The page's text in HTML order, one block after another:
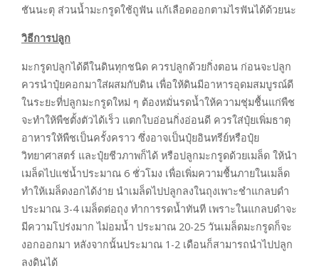
ชันนะตุ ส่วนน้ำมะกรูดใช้ถูฟัน แก้เลือดออกตามไรฟันได้ด้วยนะ
วิธีการปลูก
มะกรูดปลูกได้ดีในดินทุกชนิด ควรปลูกด้วยกิ่งตอน ก่อนจะปลูก
ควรนำปุ๋ยคอกมาใส่ผสมกับดิน เพื่อให้ดินมีอาหารอุดมสมบูรณ์ดี
ในระยะที่ปลูกมะกรูดใหม่ ๆ ต้องหมั่นรดน้ำให้ความชุ่มชื้นแก่พืช
จะทำให้พืชตั้งตัวได้เร็ว แตกใบอ่อนกิ่งอ่อนดี ควรใส่ปุ๋ยเพิ่มธาตุ
อาหารให้พืชเป็นครั้งคราว ซึ่งอาจเป็นปุ๋ยอินทรีย์หรือปุ๋ย
วิทยาศาสตร์ และปุ๋ยชีวภาพก็ได้ หรือปลูกมะกรูดด้วยเมล็ด ให้นำ
เมล็ดไปแช่น้ำประมาณ 6 ชั่วโมง เพื่อเพิ่มความชื้นภายในเมล็ด
ทำให้เมล็ดงอกได้ง่าย นำเมล็ดไปปลูกลงในถุงเพาะชำแกลบดำ
ประมาณ 3-4 เมล็ดต่อถุง ทำการรดน้ำทันที เพราะในแกลบดำจะ
มีความโปร่งมาก ไม่อมน้ำ ประมาณ 20-25 วันเมล็ดมะกรูดก็จะ
งอกออกมา หลังจากนั้นประมาณ 1-2 เดือนก็สามารถนำไปปลูก
ลงดินได้